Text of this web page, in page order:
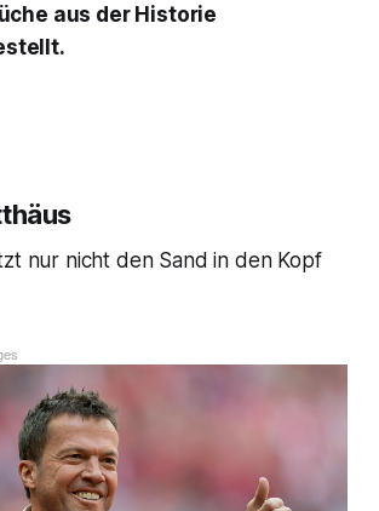
aus der Historie
nur nicht den Sand in den Kopf